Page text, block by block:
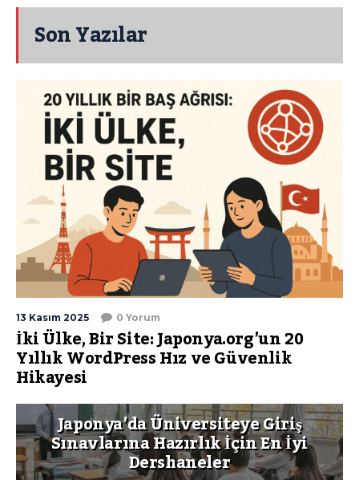
Son Yazılar
13 Kasım 2025 0 Yorum
İki Ülke, Bir Site: Japonya.org’un 20
Yıllık WordPress Hız ve Güvenlik
Hikayesi
Japonya’da Üniversiteye Giriş
Sınavlarına Hazırlık İçin En İyi
Dershaneler